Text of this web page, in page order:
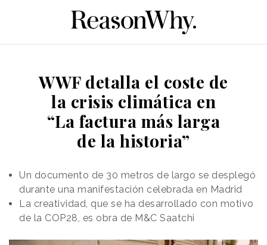
WWF detalla el coste de
la crisis climática en
“La factura más larga
de la historia”
Un documento de 30 metros de largo se desplegó
durante una manifestación celebrada en Madrid
La creatividad, que se ha desarrollado con motivo
de la COP28, es obra de M&C Saatchi